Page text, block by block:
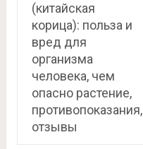
(китайская
корица): польза и
вред для
организма
человека, чем
опасно растение,
противопоказания,
отзывы